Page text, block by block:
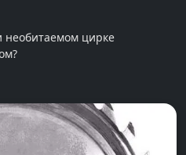
цирке